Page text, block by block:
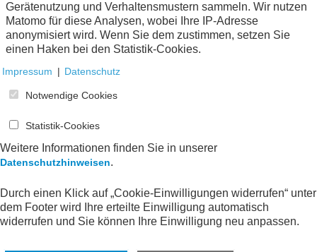
1
Gerätenutzung und Verhaltensmustern sammeln. Wir nutzen
Matomo für diese Analysen, wobei Ihre IP-Adresse
anonymisiert wird. Wenn Sie dem zustimmen, setzen Sie
einen Haken bei den Statistik-Cookies.
Impressum | Datenschutz
Notwendige Cookies
Statistik-Cookies
Weitere Informationen finden Sie in unserer
Datenschutzhinweisen.
Durch einen Klick auf „Cookie-Einwilligungen widerrufen“ unter
dem Footer wird Ihre erteilte Einwilligung automatisch
widerrufen und Sie können Ihre Einwilligung neu anpassen.